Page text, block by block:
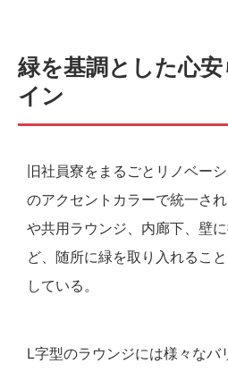
緑を基調とした心
イン
旧社員寮をまるごとリノベー
のアクセントカラーで統一さ
や共用ラウンジ、内廊下、壁
ど、随所に緑を取り入れるこ
している。
L字型のラウンジには様々なバ